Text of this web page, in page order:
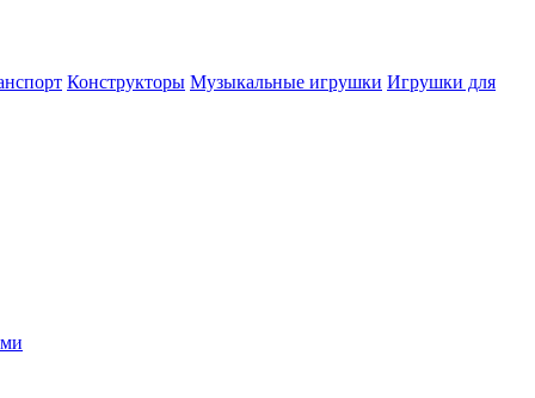
Конструкторы Музыкальные игрушки Игрушки для